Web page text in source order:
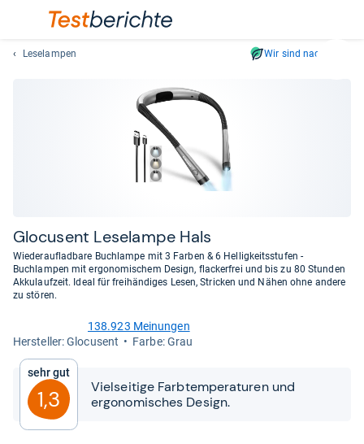
lassen
sich
Leselampen Wir sind nachhaltig
Glo­cu­sent Lese­lampe Hals
Wiederaufladbare Buchlampe mit 3 Farben & 6 Helligkeitsstufen -
Buchlampen mit ergonomischem Design, flackerfrei und bis zu 80 Stunden
Akkulaufzeit. Ideal für freihändiges Lesen, Stricken und Nähen ohne andere
zu stören.
von
Sternen
138.923 Meinungen
Her­stel­ler: Glocusent
Farbe: Grau
Sehr gut
1,3
Vielseitige Farbtemperaturen und
ergonomisches Design.